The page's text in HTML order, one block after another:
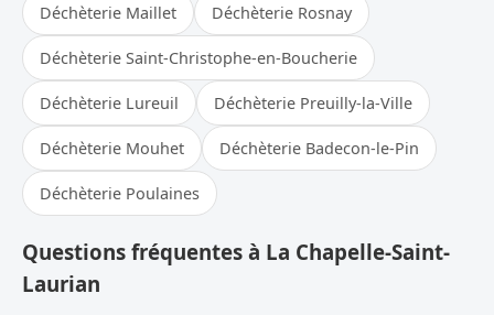
Déchèterie Maillet Déchèterie Rosnay
Déchèterie Saint-Christophe-en-Boucherie
Déchèterie Lureuil Déchèterie Preuilly-la-Ville
Déchèterie Mouhet Déchèterie Badecon-le-Pin
Déchèterie Poulaines
Questions fréquentes à La Chapelle-Saint-
Laurian